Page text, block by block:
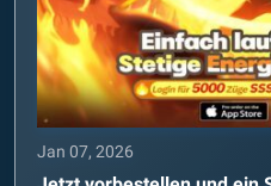
Jan 07, 2026